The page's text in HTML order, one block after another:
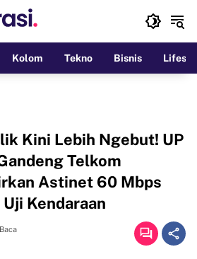
Kolom Tekno Bisnis
Kini Lebih Ngebut! UP
Telkom
Astinet 60 Mbps
Kendaraan